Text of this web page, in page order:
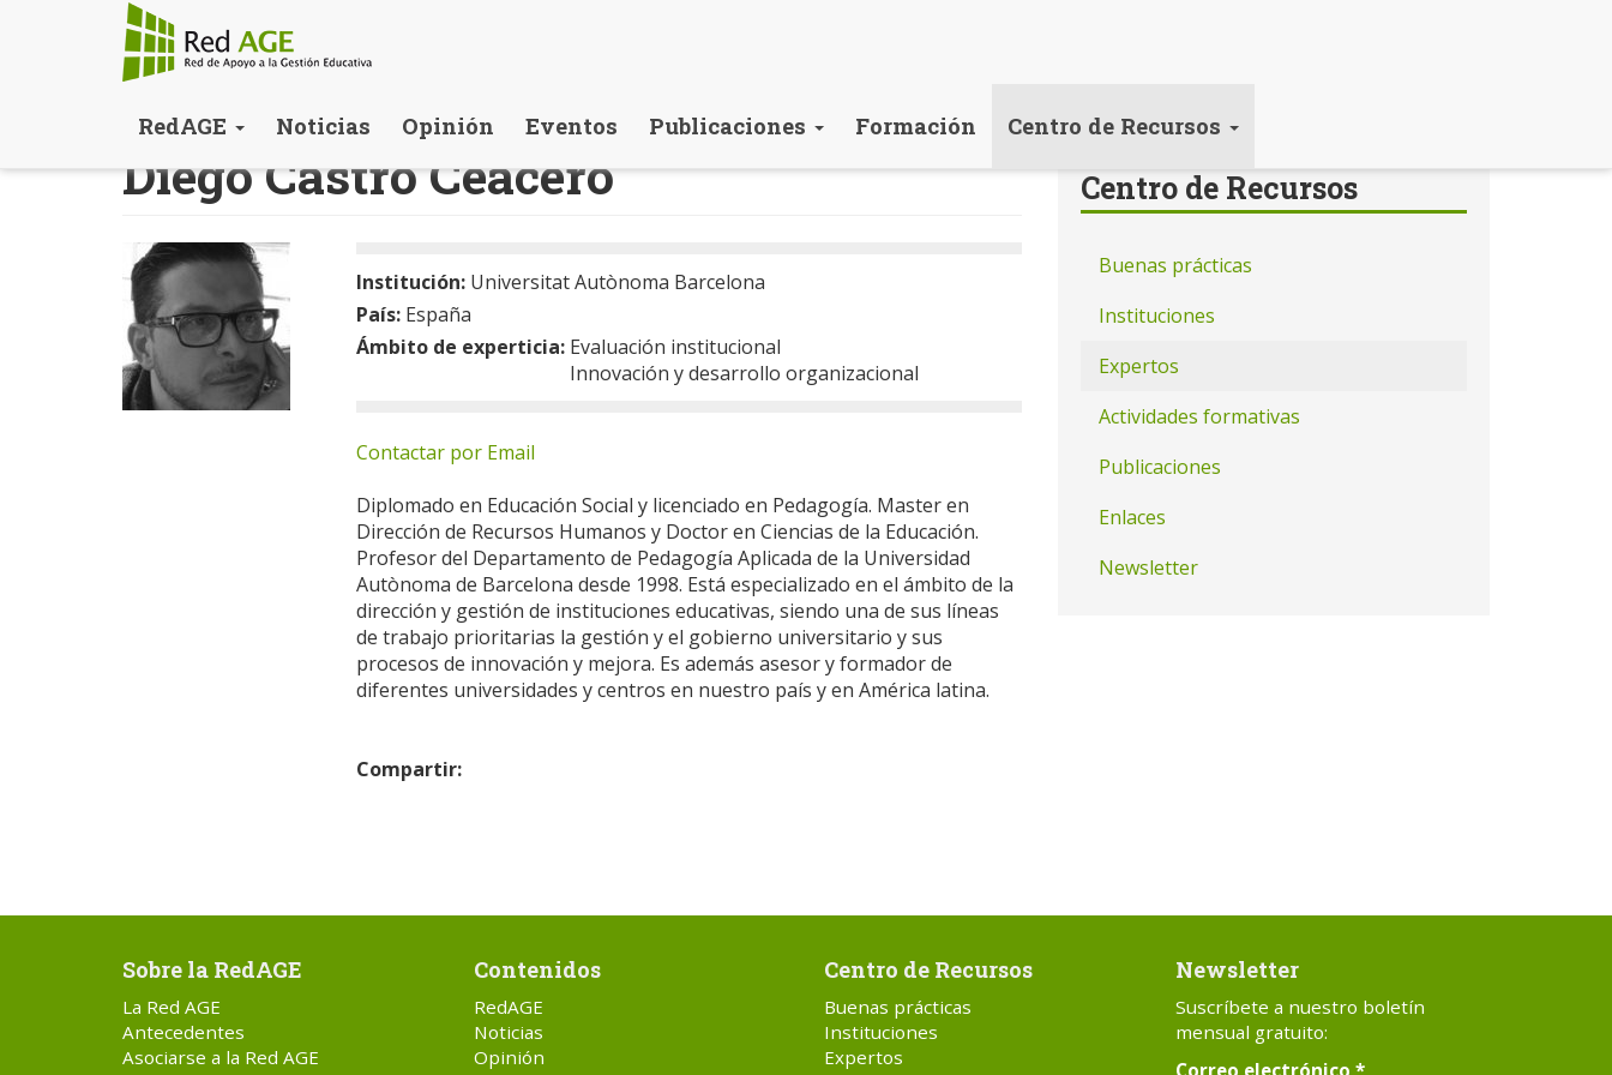
contenido
RedAGE Noticias Opinión Eventos Publicaciones Formación Centro de Recursos
Diego Castro Ceacero
Institución: Universitat Autònoma Barcelona
País: España
Ámbito de experticia: Evaluación institucional
Innovación y desarrollo organizacional
Contactar por Email
Diplomado en Educación Social y licenciado en Pedagogía. Master en
Dirección de Recursos Humanos y Doctor en Ciencias de la Educación.
Profesor del Departamento de Pedagogía Aplicada de la Universidad
Autònoma de Barcelona desde 1998. Está especializado en el ámbito de la
dirección y gestión de instituciones educativas, siendo una de sus líneas
de trabajo prioritarias la gestión y el gobierno universitario y sus
procesos de innovación y mejora. Es además asesor y formador de
diferentes universidades y centros en nuestro país y en América latina.
Compartir:
Centro de Recursos
Buenas prácticas
Instituciones
Expertos
Actividades formativas
Publicaciones
Enlaces
Newsletter
Sobre la RedAGE
La Red AGE
Antecedentes
Asociarse a la Red AGE
Contenidos
RedAGE
Noticias
Opinión
Centro de Recursos
Buenas prácticas
Instituciones
Expertos
Newsletter
Suscríbete a nuestro boletín
mensual gratuito:
Correo electrónico *